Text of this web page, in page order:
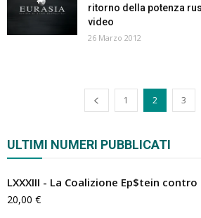
ritorno della potenza
video
26 Marzo 2012
1 2 3
ULTIMI NUMERI PUBBLICATI
LXXXIII - La Coalizione Ep$tein
20,00 €